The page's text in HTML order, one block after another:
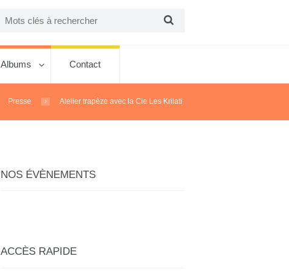
Albums Contact
Presse Atelier trapèze avec la Cie Les Krilati
NOS ÉVÈNEMENTS
ACCÈS RAPIDE